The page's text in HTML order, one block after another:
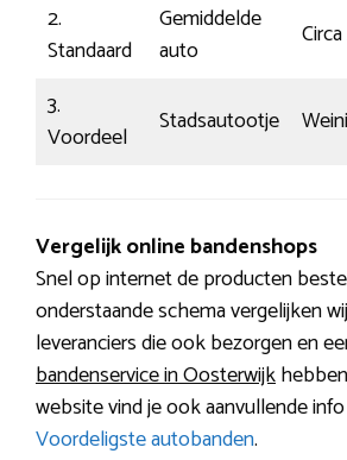
2.
Standaard
Gemiddelde
auto
3.
Voordeel
Stadsautootje
Vergelijk online bandenshops
Snel op internet de producten
onderstaande schema vergelijken
leveranciers die ook bezorgen en
bandenservice in Oosterwijk
website vind je ook aanvullende
Voordeligste autobanden.